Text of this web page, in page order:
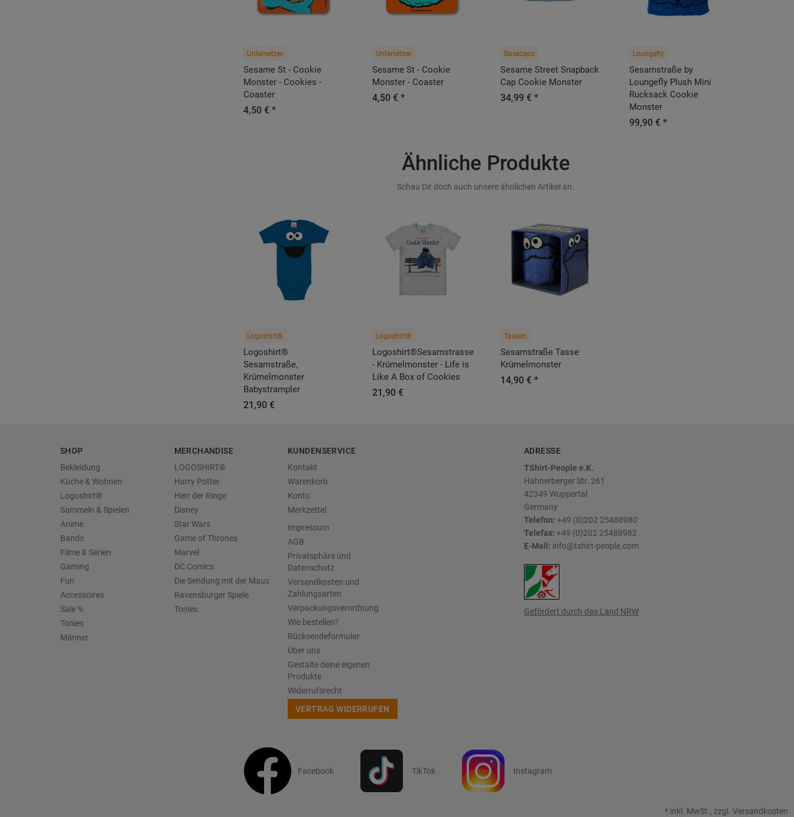
Untersetzer
Sesame St - Cookie
Monster - Cookies -
Coaster
4,50 € *
Untersetzer
Sesame St - Cookie
Monster - Coaster
4,50 € *
Basecaps
Sesame Street Snapback
Cap Cookie Monster
34,99 € *
Loungefly
Sesamstraße by
Loungefly Plush Mini
Rucksack Cookie
Monster
99,90 € *
Ähnliche Produkte
Schau Dir doch auch unsere ähnlichen Artikel an.
Logoshirt®
Logoshirt®
Sesamstraße,
Krümelmonster
Babystrampler
21,90 €
Logoshirt®
Logoshirt®️Sesamstrasse
- Krümelmonster - Life is
Like A Box of Cookies
21,90 €
Tassen
Sesamstraße Tasse
Krümelmonster
14,90 € *
SHOP
Bekleidung
Küche & Wohnen
Logoshirt®
Sammeln & Spielen
Anime
Bands
Filme & Serien
Gaming
Fun
Accessoires
Sale %
Tonies
Männer
MERCHANDISE
LOGOSHIRT®
Harry Potter
Herr der Ringe
Disney
Star Wars
Game of Thrones
Marvel
DC Comics
Die Sendung mit der Maus
Ravensburger Spiele
Tonies
KUNDENSERVICE
Kontakt
Warenkorb
Konto
Merkzettel
Impressum
AGB
Privatsphäre und
Datenschutz
Versandkosten und
Zahlungsarten
Verpackungsverordnung
Wie bestellen?
Rücksendeformular
Über uns
Gestalte deine eigenen
Produkte
Widerrufsrecht
VERTRAG WIDERRUFEN
ADRESSE
TShirt-People e.K.
Hahnerberger Str. 261
42349 Wuppertal
Germany
Telefon: +49 (0)202 25488980
Telefax: +49 (0)202 25488982
E-Mail: info@tshirt-people.com
Gefördert durch das Land NRW
Facebook TikTok Instagram
* inkl. MwSt., zzgl. Versandkosten